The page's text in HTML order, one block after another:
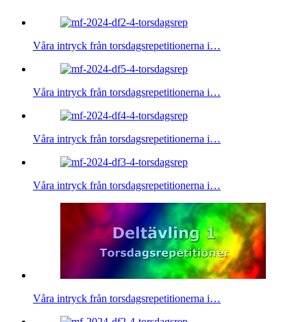
Våra intryck från torsdagsrepetitionerna i…
Våra intryck från torsdagsrepetitionerna i…
Våra intryck från torsdagsrepetitionerna i…
Våra intryck från torsdagsrepetitionerna i…
Våra intryck från torsdagsrepetitionerna i…